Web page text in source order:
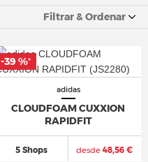
Filtrar & Ordenar
adidas
CLOUDFOAM CUXXION
RAPIDFIT
5 Shops desde 48,56 €
-39 %*